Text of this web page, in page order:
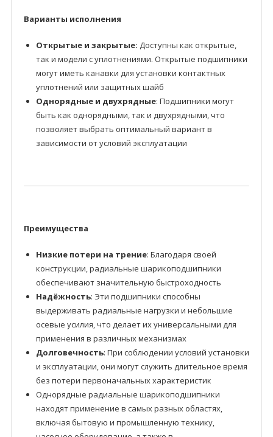
Варианты исполнения
Открытые и закрытые: Доступны как открытые,
так и модели с уплотнениями. Открытые подшипники
могут иметь канавки для установки контактных
уплотнений или защитных шайб
Однорядные и двухрядные: Подшипники могут
быть как однорядными, так и двухрядными, что
позволяет выбрать оптимальный вариант в
зависимости от условий эксплуатации
Преимущества
Низкие потери на трение: Благодаря своей
конструкции, радиальные шарикоподшипники
обеспечивают значительную быстроходность
Надёжность: Эти подшипники способны
выдерживать радиальные нагрузки и небольшие
осевые усилия, что делает их универсальными для
применения в различных механизмах
Долговечность: При соблюдении условий установки
и эксплуатации, они могут служить длительное время
без потери первоначальных характеристик
Однорядные радиальные шарикоподшипники
находят применение в самых разных областях,
включая бытовую и промышленную технику,